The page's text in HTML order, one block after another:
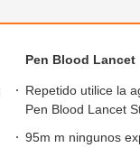
Pen Blood Lancet
Repetido utilice la
Pen Blood Lancet
95m m ningunos